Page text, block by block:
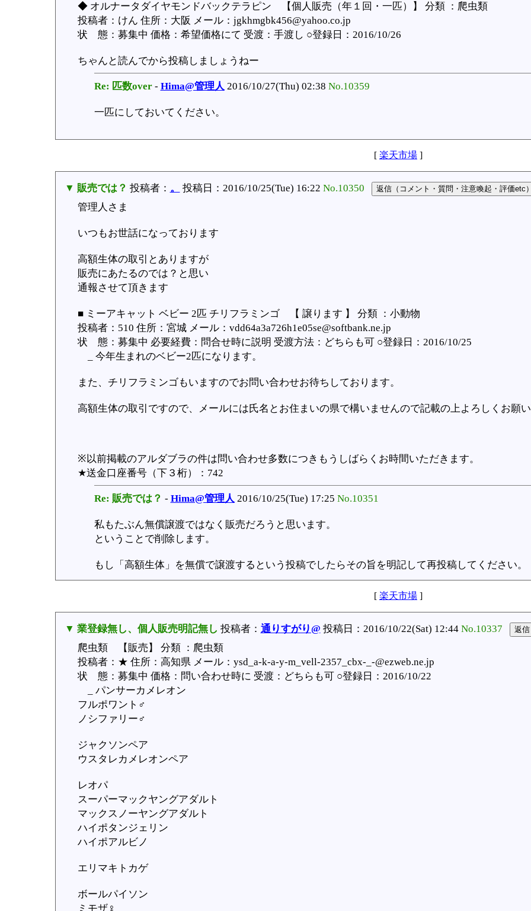
◆ オルナータダイヤモンドバックテラピン 【個人販売（年１回・一匹）】 分類 ：爬虫類
投稿者：けん 住所：大阪 メール：jgkhmgbk456@yahoo.co.jp
状 態：募集中 価格：希望価格にて 受渡：手渡し ○登録日：2016/10/26
ちゃんと読んでから投稿しましょうねー
Re: 匹数over- Hima@管理人 2016/10/27(Thu) 02:38 No.10359
一匹にしておいてください。
[ 楽天市場 ]
▼ 販売では？ 投稿者： 。 投稿日：2016/10/25(Tue) 16:22 No.10350
管理人さま
いつもお世話になっております
高額生体の取引とありますが
販売にあたるのでは？と思い
通報させて頂きます
■ ミーアキャット ベビー 2匹 チリフラミンゴ 【 譲ります 】 分類 ：小動物
投稿者：510 住所：宮城 メール：vdd64a3a726h1e05se@softbank.ne.jp
状 態：募集中 必要経費：問合せ時に説明 受渡方法：どちらも可 ○登録日：2016/10/25
_ 今年生まれのベビー2匹になります。
また、チリフラミンゴもいますのでお問い合わせお待ちしております。
高額生体の取引ですので、メールには氏名とお住まいの県で構いませんので記載の上よろしくお願い
※以前掲載のアルダブラの件は問い合わせ多数につきもうしばらくお時間いただきます。
★送金口座番号（下３桁）：742
Re: 販売では？ - Hima@管理人 2016/10/25(Tue) 17:25 No.10351
私もたぶん無償譲渡ではなく販売だろうと思います。
ということで削除します。
もし「高額生体」を無償で譲渡するという投稿でしたらその旨を明記して再投稿してください。
[ 楽天市場 ]
▼ 業登録無し、個人販売明記無し 投稿者： 通りすがり@ 投稿日：2016/10/22(Sat) 12:44 No.10337
爬虫類 【販売】 分類 ：爬虫類
投稿者：★ 住所：高知県 メール：ysd_a-k-a-y-m_vell-2357_cbx-_-@ezweb.ne.jp
状 態：募集中 価格：問い合わせ時に 受渡：どちらも可 ○登録日：2016/10/22
_ パンサーカメレオン
フルポワント♂
ノシファリー♂
ジャクソンペア
ウスタレカメレオンペア
レオパ
スーパーマックヤングアダルト
マックスノーヤングアダルト
ハイポタンジェリン
ハイポアルビノ
エリマキトカゲ
ボールパイソン
ミモザ♀